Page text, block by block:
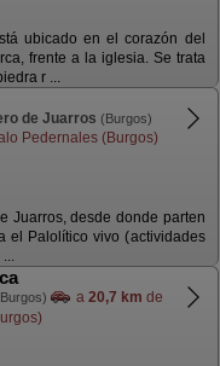
ubicado en el corazón del
frente a la iglesia. Se trata
r ...
de Juarros (Burgos)
Pedernales (Burgos)
Juarros, desde donde parten
el Palolítico vivo (actividades
a 20,7 km de